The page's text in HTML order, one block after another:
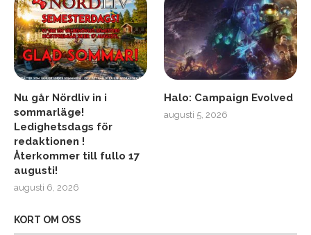
Nu går Nördliv in i
sommarläge!
Ledighetsdags för
redaktionen !
Återkommer till fullo 17
augusti!
augusti 6, 2026
Halo: Campaign Evolved
augusti 5, 2026
KORT OM OSS